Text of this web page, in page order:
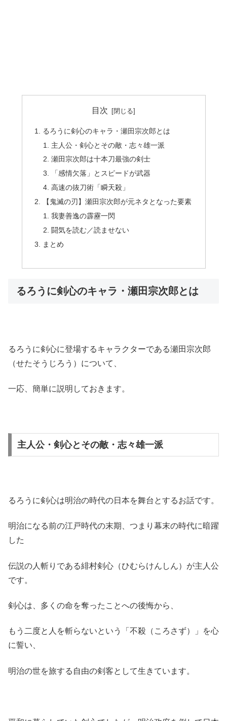
目次
るろうに剣心のキャラ・瀬田宗次郎とは
主人公・剣心とその敵・志々雄一派
瀬田宗次郎は十本刀最強の剣士
「感情欠落」とスピードが武器
高速の抜刀術「瞬天殺」
【鬼滅の刃】瀬田宗次郎が元ネタとなった要素
我妻善逸の霹靂一閃
闘気を読む／読ませない
まとめ
るろうに剣心のキャラ・瀬田宗次郎とは
るろうに剣心に登場するキャラクターである瀬田宗次郎
（せたそうじろう）について、
一応、簡単に説明しておきます。
主人公・剣心とその敵・志々雄一派
るろうに剣心は明治の時代の日本を舞台とするお話です。
明治になる前の江戸時代の末期、つまり幕末の時代に暗躍
した
伝説の人斬りである緋村剣心（ひむらけんしん）が主人公
です。
剣心は、多くの命を奪ったことへの後悔から、
もう二度と人を斬らないという「不殺（ころさず）」を心
に誓い、
明治の世を旅する自由の剣客として生きています。